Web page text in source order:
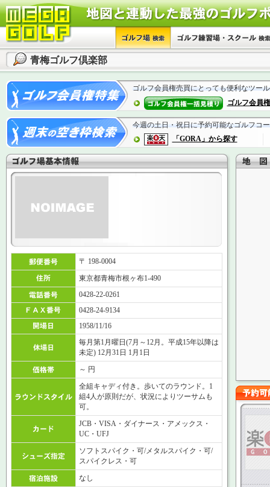
青梅ゴルフ倶楽部
ゴルフ会員権売買にとっても便利なツー
ゴルフ会員
今週の土日・祝日に予約可能なゴルフコ
「GORA」から探す
〒 198-0004
東京都青梅市根ヶ布1-490
0428-22-0261
0428-24-9134
1958/11/16
毎月第1月曜日(7月～12月。平成15年以降は
未定) 12月31日 1月1日
～ 円
全組キャディ付き。歩いてのラウンド。1
組4人が原則だが、状況によりツーサムも
可。
JCB・VISA・ダイナース・アメックス・
UC・UFJ
ソフトスパイク・可/メタルスパイク・可/
スパイクレス・可
なし